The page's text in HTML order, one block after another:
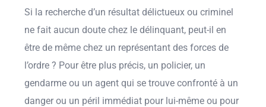
Si la recherche d’un résultat délictueux ou criminel
ne fait aucun doute chez le délinquant, peut-il en
être de même chez un représentant des forces de
l’ordre ? Pour être plus précis, un policier, un
gendarme ou un agent qui se trouve confronté à un
danger ou un péril immédiat pour lui-même ou pour